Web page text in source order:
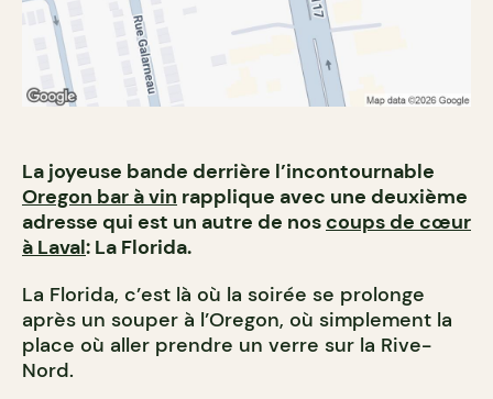
La joyeuse bande derrière l’incontournable
Oregon bar à vin rapplique avec une deuxième
adresse qui est un autre de nos coups de cœur
à Laval: La Florida.
La Florida, c’est là où la soirée se prolonge
après un souper à l’Oregon, où simplement la
place où aller prendre un verre sur la Rive-
Nord.